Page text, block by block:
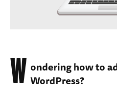
W ondering how to
WordPress?